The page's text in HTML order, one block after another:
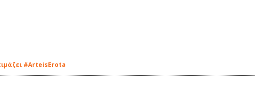
#ArteisErota